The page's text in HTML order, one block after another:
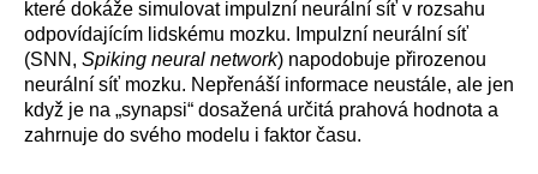
které dokáže simulovat impulzní neurální síť v rozsahu
odpovídajícím lidskému mozku. Impulzní neurální síť
(SNN, Spiking neural network) napodobuje přirozenou
neurální síť mozku. Nepřenáší informace neustále, ale jen
když je na „synapsi“ dosažená určitá prahová hodnota a
zahrnuje do svého modelu i faktor času.